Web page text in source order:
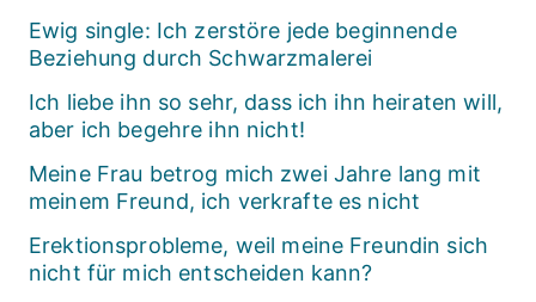
Ewig single: Ich zerstöre jede beginnende
Beziehung durch Schwarzmalerei
Ich liebe ihn so sehr, dass ich ihn heiraten will,
aber ich begehre ihn nicht!
Meine Frau betrog mich zwei Jahre lang mit
meinem Freund, ich verkrafte es nicht
Erektionsprobleme, weil meine Freundin sich
nicht für mich entscheiden kann?